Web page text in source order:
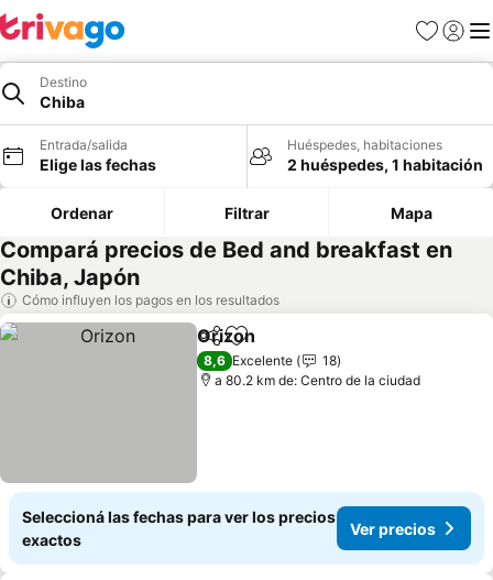
Favoritos
Iniciar
Destino
Chiba
Entrada/salida
Elige las fechas
Huéspedes, habitaciones
2 huéspedes, 1 habitación
Ordenar Filtrar Mapa
Compará precios de Bed and breakfast en
Chiba, Japón
Cómo influyen los pagos en los resultados
CompartirAñadir a favoritos
Orizon
8,6 Excelente
18
a 80.2 km de: Centro de la ciudad
Seleccioná las fechas para ver los precios
exactos
Ver precios